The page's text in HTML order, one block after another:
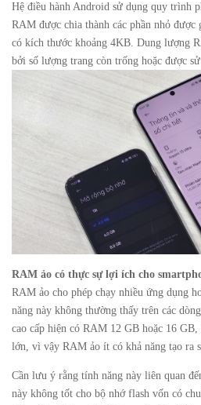
Hệ điều hành Android sử dụng quy trình
RAM được chia thành các phần nhỏ
có kích thước khoảng 4KB. Dung lượng
bởi số lượng trang còn trống hoặc được
RAM ảo có thực sự lợi ích cho
RAM ảo cho phép chạy nhiều ứng dụng
năng này không thường thấy trên các
cao cấp hiện có RAM 12 GB hoặc 16
lớn, vì vậy RAM ảo ít có khả năng tạo ra
Cần lưu ý rằng tính năng này liên quan
này không tốt cho bộ nhớ flash vốn có